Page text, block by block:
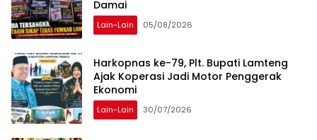
Damai
Lain-Lain 05/08/2026
Harkopnas ke-79, Plt. Bupati Lamteng
Ajak Koperasi Jadi Motor Penggerak
Ekonomi
Lain-Lain 30/07/2026